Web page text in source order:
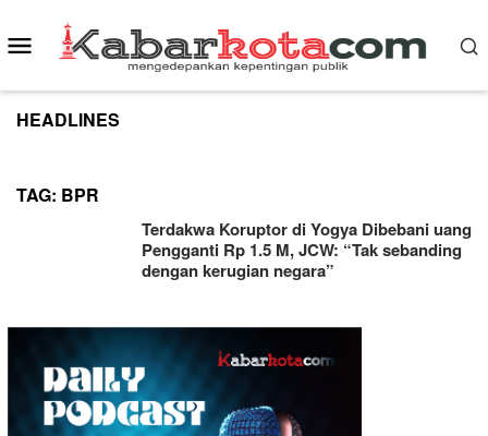
to
content
Mobile
Menu
HEADLINES
TAG: BPR
Terdakwa Koruptor di Yogya Dibebani uang
Pengganti Rp 1.5 M, JCW: “Tak sebanding
dengan kerugian negara”